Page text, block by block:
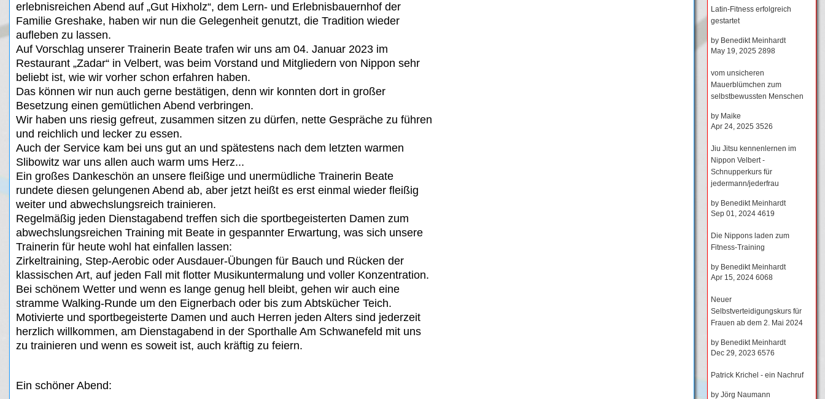
erlebnisreichen Abend auf „Gut Hixholz“, dem Lern- und Erlebnisbauernhof der
Familie Greshake, haben wir nun die Gelegenheit genutzt, die Tradition wieder
aufleben zu lassen.
Auf Vorschlag unserer Trainerin Beate trafen wir uns am 04. Januar 2023 im
Restaurant „Zadar“ in Velbert, was beim Vorstand und Mitgliedern von Nippon sehr
beliebt ist, wie wir vorher schon erfahren haben.
Das können wir nun auch gerne bestätigen, denn wir konnten dort in großer
Besetzung einen gemütlichen Abend verbringen.
Wir haben uns riesig gefreut, zusammen sitzen zu dürfen, nette Gespräche zu führen
und reichlich und lecker zu essen.
Auch der Service kam bei uns gut an und spätestens nach dem letzten warmen
Slibowitz war uns allen auch warm ums Herz...
Ein großes Dankeschön an unsere fleißige und unermüdliche Trainerin Beate
rundete diesen gelungenen Abend ab, aber jetzt heißt es erst einmal wieder fleißig
weiter und abwechslungsreich trainieren.
Regelmäßig jeden Dienstagabend treffen sich die sportbegeisterten Damen zum
abwechslungsreichen Training mit Beate in gespannter Erwartung, was sich unsere
Trainerin für heute wohl hat einfallen lassen:
Zirkeltraining, Step-Aerobic oder Ausdauer-Übungen für Bauch und Rücken der
klassischen Art, auf jeden Fall mit flotter Musikuntermalung und voller Konzentration.
Bei schönem Wetter und wenn es lange genug hell bleibt, gehen wir auch eine
stramme Walking-Runde um den Eignerbach oder bis zum Abtskücher Teich.
Motivierte und sportbegeisterte Damen und auch Herren jeden Alters sind jederzeit
herzlich willkommen, am Dienstagabend in der Sporthalle Am Schwanefeld mit uns
zu trainieren und wenn es soweit ist, auch kräftig zu feiern.
Ein schöner Abend:
Latin-Fitness erfolgreich
gestartet
by Benedikt Meinhardt
May 19, 2025 2898
vom unsicheren
Mauerblümchen zum
selbstbewussten Menschen
by Maike
Apr 24, 2025 3526
Jiu Jitsu kennenlernen im
Nippon Velbert -
Schnupperkurs für
jedermann/jederfrau
by Benedikt Meinhardt
Sep 01, 2024 4619
Die Nippons laden zum
Fitness-Training
by Benedikt Meinhardt
Apr 15, 2024 6068
Neuer
Selbstverteidigungskurs für
Frauen ab dem 2. Mai 2024
by Benedikt Meinhardt
Dec 29, 2023 6576
Patrick Krichel - ein Nachruf
by Jörg Naumann